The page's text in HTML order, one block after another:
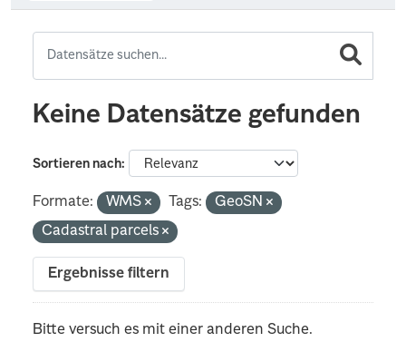
Keine Datensätze gefunden
Sortieren nach
Formate: WMS Tags:
GeoSN
Cadastral parcels
Ergebnisse filtern
Bitte versuch es mit einer anderen Suche.